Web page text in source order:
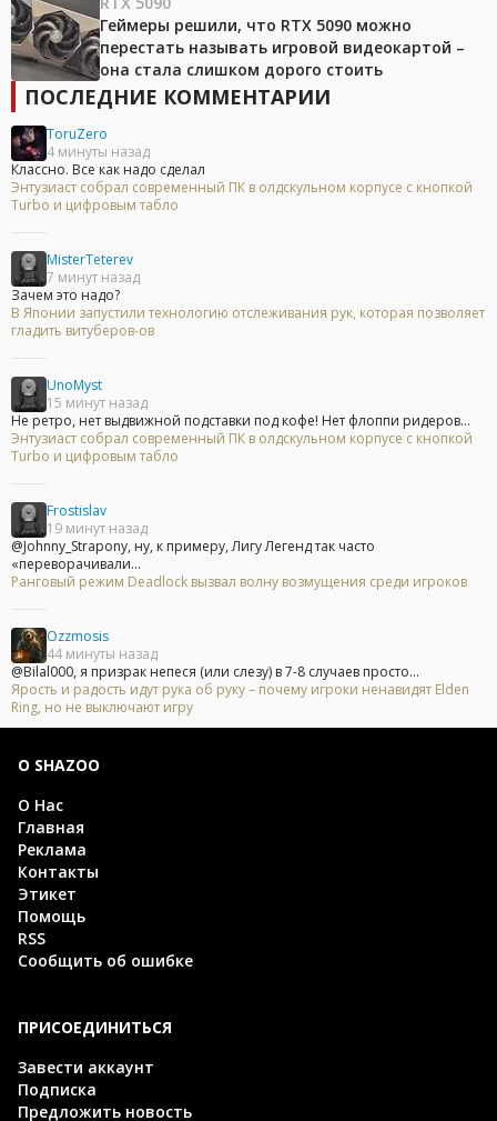
Геймеры решили, что RTX 5090 можно
перестать называть игровой видеокартой –
она стала слишком дорого стоить
ПОСЛЕДНИЕ КОММЕНТАРИИ
ToruZero
4 минуты назад
Классно. Все как надо сделал
Энтузиаст собрал современный ПК в олдскульном корпусе с кнопкой
Turbo и цифровым табло
MisterTeterev
7 минут назад
Зачем это надо?
В Японии запустили технологию отслеживания рук, которая позволяет
гладить витуберов-ов
UnoMyst
15 минут назад
Не ретро, нет выдвижной подставки под кофе! Нет флоппи ридеров...
Энтузиаст собрал современный ПК в олдскульном корпусе с кнопкой
Turbo и цифровым табло
Frostislav
19 минут назад
@Johnny_Strapony, ну, к примеру, Лигу Легенд так часто
«переворачивали...
Ранговый режим Deadlock вызвал волну возмущения среди игроков
Ozzmosis
44 минуты назад
@Bilal000, я призрак непеся (или слезу) в 7-8 случаев просто...
Ярость и радость идут рука об руку – почему игроки ненавидят Elden
Ring, но не выключают игру
О SHAZOO
О Нас
Главная
Реклама
Контакты
Этикет
Помощь
RSS
Сообщить об ошибке
ПРИСОЕДИНИТЬСЯ
Завести аккаунт
Подписка
Предложить новость